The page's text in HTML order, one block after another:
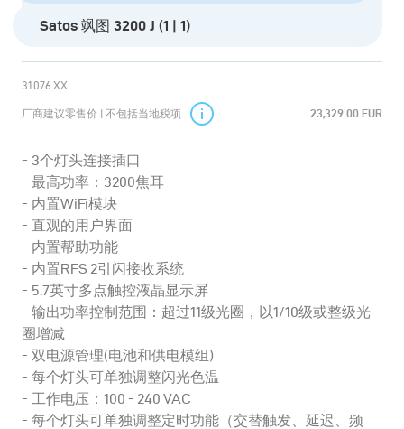
Satos 飒图 3200 J (1 | 1)
31.076.XX
厂商建议零售价 | 不包括当地税项 23,329.00 EUR
3个灯头连接插口
最高功率：3200焦耳
内置WiFi模块
直观的用户界面
内置帮助功能
内置RFS 2引闪接收系统
5.7英寸多点触控液晶显示屏
输出功率控制范围：超过11级光圈，以1/10级或整级光
圈增减
双电源管理(电池和供电模组)
每个灯头可单独调整闪光色温
工作电压：100 - 240 VAC
每个灯头可单独调整定时功能（交替触发、延迟、频